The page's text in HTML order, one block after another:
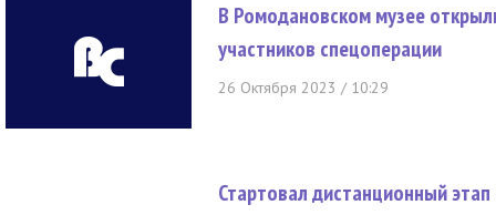
В Ромодановском музее
участников спецоперации
26 Октября 2023 / 10:29
Стартовал дистанционный